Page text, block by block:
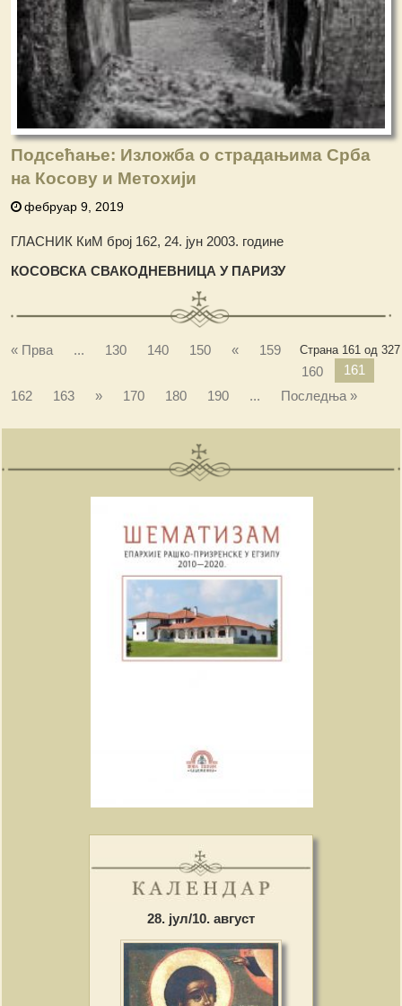
Подсећање: Изложба о страдањима Срба
на Косову и Метохији
фебруар 9, 2019
ГЛАСНИК КиМ број 162, 24. јун 2003. године
КОСОВСКА СВАКОДНЕВНИЦА У ПАРИЗУ
Страна 161 од 327
« Прва ... 130 140 150 «
159
160
161
162
163 » 170 180 190 ... Последња »
28. јул/10. август